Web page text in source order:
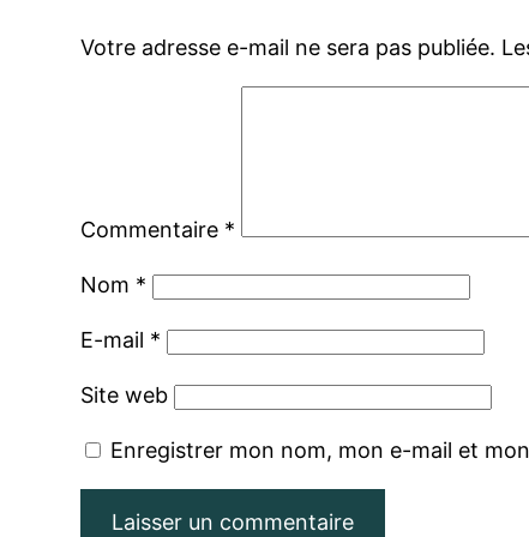
Votre adresse e-mail ne sera pas publiée.
Commentaire *
Nom *
E-mail *
Site web
Enregistrer mon nom, mon e-mail et